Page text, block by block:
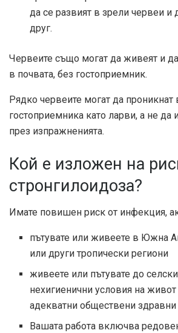
да се развият в зрели червеи и
друг.
Червеите също могат да живеят и
в почвата, без гостоприемник.
Рядко червеите могат да проникнат
гостоприемника като ларви, а не да
през изпражненията.
Кой е изложен на
стронгилоидоза?
Имате повишен риск от инфекция,
пътувате или живеете в Южна
или други тропически региони
живеете или пътувате до
нехигиенични условия на
адекватни обществени здравни
Вашата работа включва